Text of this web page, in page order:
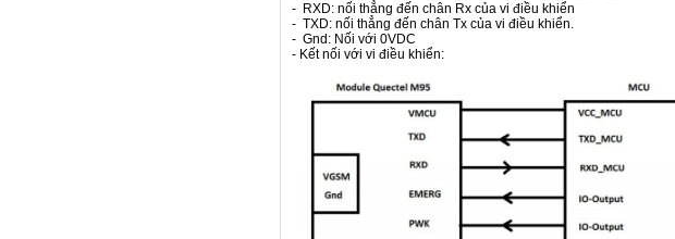
- RXD: nối thẳng đến chân Rx của vi điều khiển
- TXD: nối thẳng đến chân Tx của vi điều khiển.
- Gnd: Nối với 0VDC
- Kết nối với vi điều khiển: